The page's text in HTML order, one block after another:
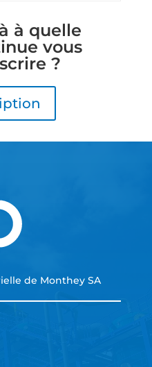
à quelle
vous
?
de Monthey SA